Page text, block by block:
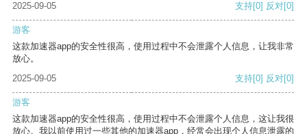
2025-09-05
支持[0] 反对[0]
游客
这款加速器app的安全性很高，使用过程中不会泄露个人信息，让我非常
放心。
2025-09-05
支持[0] 反对[0]
游客
这款加速器app的安全性很高，使用过程中不会泄露个人信息，这让我很
放心。我以前使用过一些其他的加速器app，经常会出现个人信息泄露的